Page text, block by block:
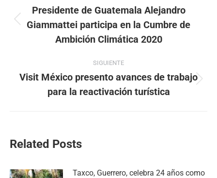
entre
publicacionesPublicación
anterior:
Presidente de Guatemala Alejandro
Giammattei participa en la Cumbre de
Ambición Climática 2020
SIGUIENTE
siguiente:
Visit México presento avances de trabajo
para la reactivación turística
Related Posts
Taxco, Guerrero, celebra 24 años como